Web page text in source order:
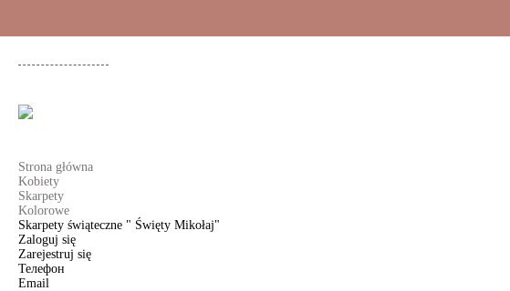
Strona główna
Kobiety
Skarpety
Kolorowe
Skarpety świąteczne " Święty Mikołaj"
Zaloguj się
Zarejestruj się
Телефон
Email